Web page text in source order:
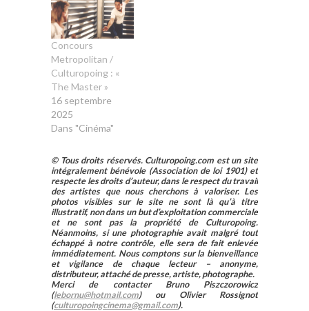
Concours
Metropolitan /
Culturopoing : «
The Master »
16 septembre
2025
Dans "Cinéma"
© Tous droits réservés. Culturopoing.com est un site
intégralement bénévole (Association de loi 1901) et
respecte les droits d’auteur, dans le respect du travail
des artistes que nous cherchons à valoriser. Les
photos visibles sur le site ne sont là qu’à titre
illustratif, non dans un but d’exploitation commerciale
et ne sont pas la propriété de Culturopoing.
Néanmoins, si une photographie avait malgré tout
échappé à notre contrôle, elle sera de fait enlevée
immédiatement. Nous comptons sur la bienveillance
et vigilance de chaque lecteur – anonyme,
distributeur, attaché de presse, artiste, photographe.
Merci de contacter Bruno Piszczorowicz
(lebornu@hotmail.com) ou Olivier Rossignot
(culturopoingcinema@gmail.com).